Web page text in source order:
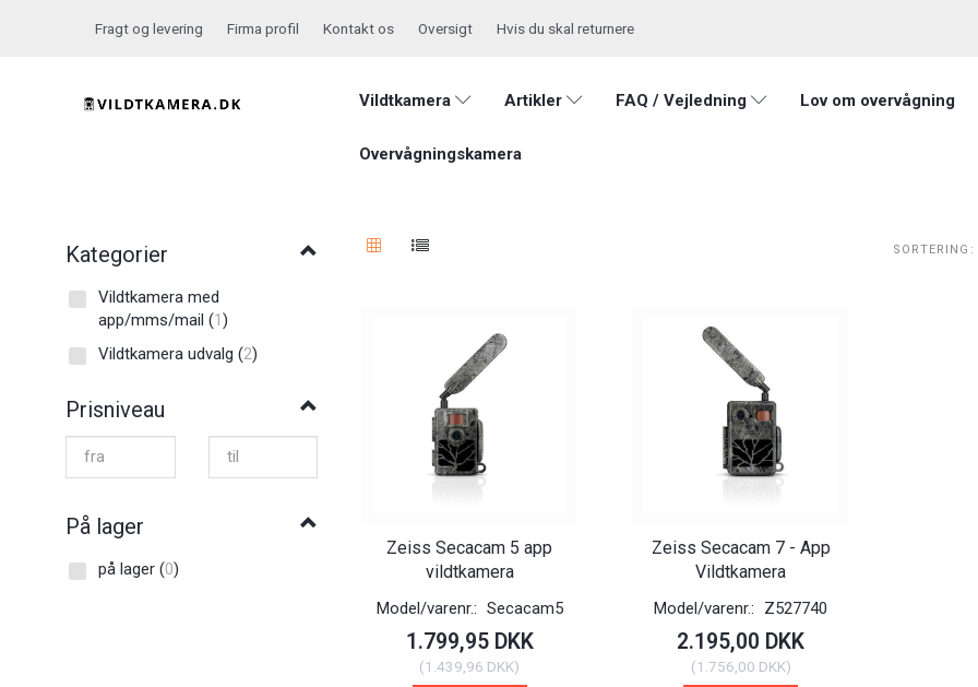
Fragt og levering Firma profil Kontakt os Oversigt Hvis du skal returnere
Vildtkamera Artikler FAQ / Vejledning Lov om overvågning
Overvågningskamera
Kategorier
Vildtkamera med
app/mms/mail (1)
Vildtkamera udvalg (2)
Prisniveau
På lager
på lager (0)
SORTERING:
Zeiss Secacam 5 app
vildtkamera
Model/varenr.: Secacam5
1.799,95 DKK
(1.439,96 DKK)
Zeiss Secacam 7 - App
Vildtkamera
Model/varenr.: Z527740
2.195,00 DKK
(1.756,00 DKK)